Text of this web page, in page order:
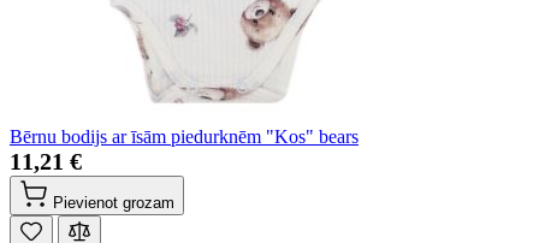
Bērnu bodijs ar īsām piedurknēm "Kos" bears
11,21 €
Pievienot grozam